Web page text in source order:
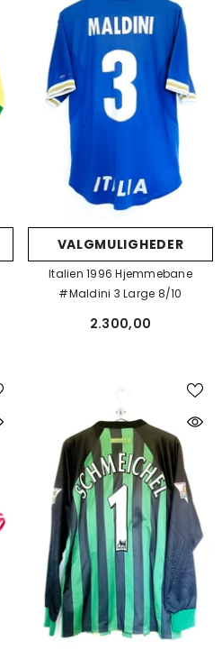
VALGMULIGHEDER
Italien 1996 Hjemmebane
#Maldini 3 Large 8/10
2.300,00